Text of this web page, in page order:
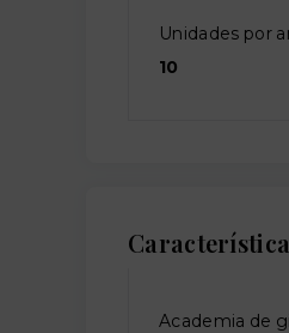
Unidades por
10
Academia de